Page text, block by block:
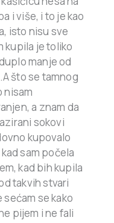
i više, i to je kao
isto nisu sve
kupila je toliko
manje od
što se tamnog
nisam
a znam da
sokovi
kupovalo
sam počela
kad bih kupila
takvih stvari
sećam se kako
pijem i ne fali